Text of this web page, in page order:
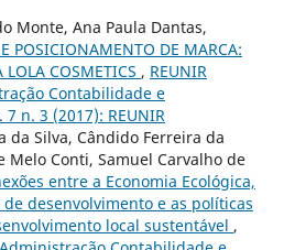
Monte, Ana Paula Dantas,
POSICIONAMENTO DE MARCA:
COSMETICS , REUNIR
Contabilidade e
n. 3 (2017): REUNIR
da Silva, Cândido Ferreira da
Melo Conti, Samuel Carvalho de
entre a Economia Ecológica,
desenvolvimento e as políticas
local sustentável ,